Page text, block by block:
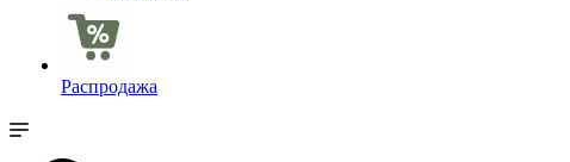
Распродажа